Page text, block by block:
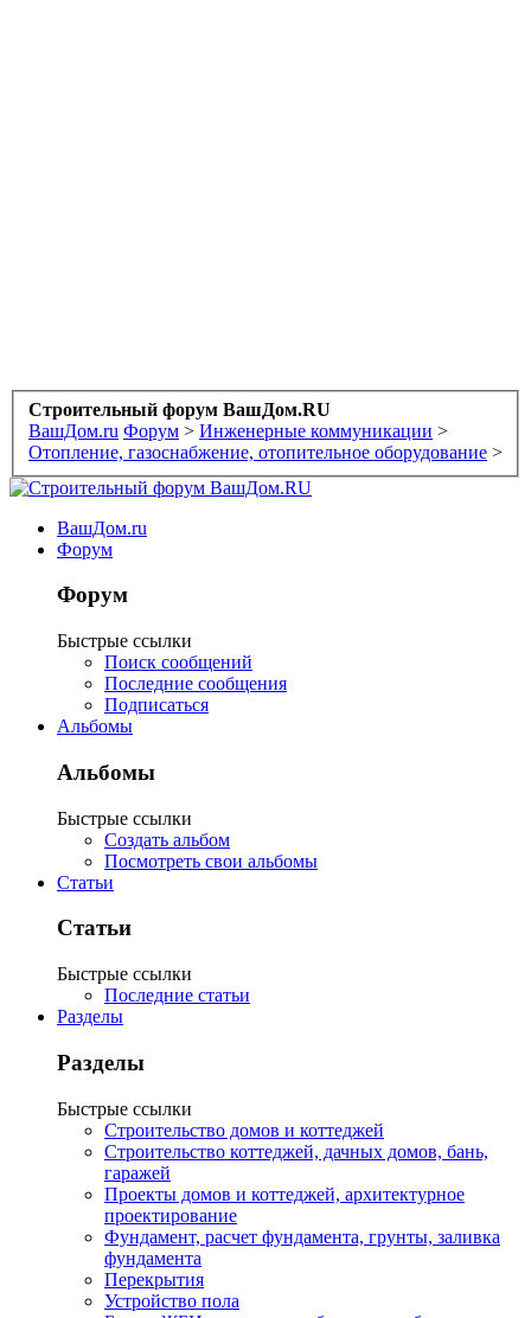
Строительный форум ВашДом.RU
ВашДом.ru Форум > Инженерные коммуникации >
Отопление, газоснабжение, отопительное оборудование >
ВашДом.ru
Форум
Форум
Быстрые ссылки
Поиск сообщений
Последние сообщения
Подписаться
Альбомы
Альбомы
Быстрые ссылки
Создать альбом
Посмотреть свои альбомы
Статьи
Статьи
Быстрые ссылки
Последние статьи
Разделы
Разделы
Быстрые ссылки
Строительство домов и коттеджей
Строительство коттеджей, дачных домов, бань,
гаражей
Проекты домов и коттеджей, архитектурное
проектирование
Фундамент, расчет фундамента, грунты, заливка
фундамента
Перекрытия
Устройство пола